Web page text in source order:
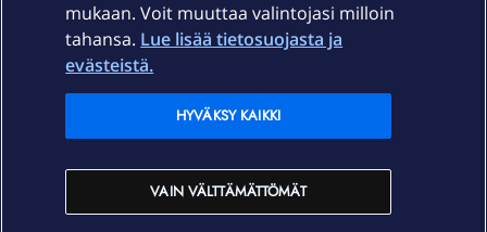
Ajankohtaista
Elisa Oyj
In English
mukaan. Voit muuttaa valintojasi milloin
tahansa. Lue lisää tietosuojasta ja
evästeistä.
VAIN VÄLTTÄMÄTTÖMÄT
HYVÄKSY KAIKKI